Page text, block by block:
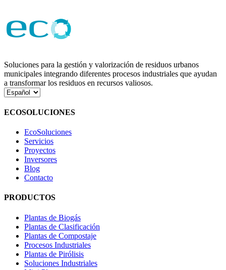
Soluciones para la gestión y valorización de residuos urbanos
municipales integrando diferentes procesos industriales que ayudan
a transformar los residuos en recursos valiosos.
Elegir
idioma
ECOSOLUCIONES
EcoSoluciones
Servicios
Proyectos
Inversores
Blog
Contacto
PRODUCTOS
Plantas de Biogás
Plantas de Clasificación
Plantas de Compostaje
Procesos Industriales
Plantas de Pirólisis
Soluciones Industriales